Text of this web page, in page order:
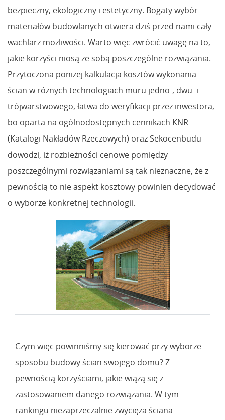
bezpieczny, ekologiczny i estetyczny. Bogaty wybór
materiałów budowlanych otwiera dziś przed nami cały
wachlarz możliwości. Warto więc zwrócić uwagę na to,
jakie korzyści niosą ze sobą poszczególne rozwiązania.
Przytoczona poniżej kalkulacja kosztów wykonania
ścian w różnych technologiach muru jedno-, dwu- i
trójwarstwowego, łatwa do weryfikacji przez inwestora,
bo oparta na ogólnodostępnych cennikach KNR
(Katalogi Nakładów Rzeczowych) oraz Sekocenbudu
dowodzi, iż rozbieżności cenowe pomiędzy
poszczególnymi rozwiązaniami są tak nieznaczne, że z
pewnością to nie aspekt kosztowy powinien decydować
o wyborze konkretnej technologii.
Czym więc powinniśmy się kierować przy wyborze
sposobu budowy ścian swojego domu? Z
pewnością korzyściami, jakie wiążą się z
zastosowaniem danego rozwiązania. W tym
rankingu niezaprzeczalnie zwycięża ściana